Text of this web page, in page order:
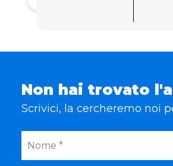
Non hai trovato
Scrivici, la cercheremo noi